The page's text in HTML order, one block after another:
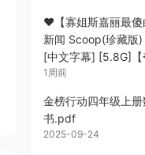
❤️【寡姐斯嘉丽最傻
新闻 Scoop(珍藏版
[中文字幕] [5.8G]【
1周前
金榜行动四年级上
书.pdf
2025-09-24